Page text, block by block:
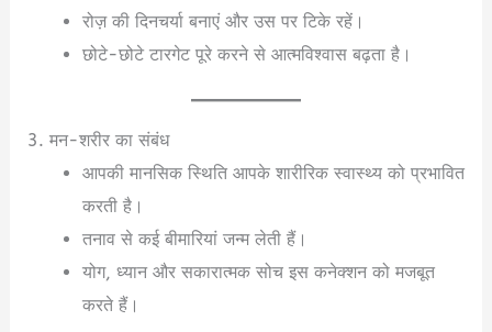
रोज़ की दिनचर्या बनाएं और उस पर टिके रहें।
छोटे-छोटे टारगेट पूरे करने से आत्मविश्वास बढ़ता है।
3. मन-शरीर का संबंध
आपकी मानसिक स्थिति आपके शारीरिक स्वास्थ्य को प्रभावित
करती है।
तनाव से कई बीमारियां जन्म लेती हैं।
योग, ध्यान और सकारात्मक सोच इस कनेक्शन को मजबूत
करते हैं।